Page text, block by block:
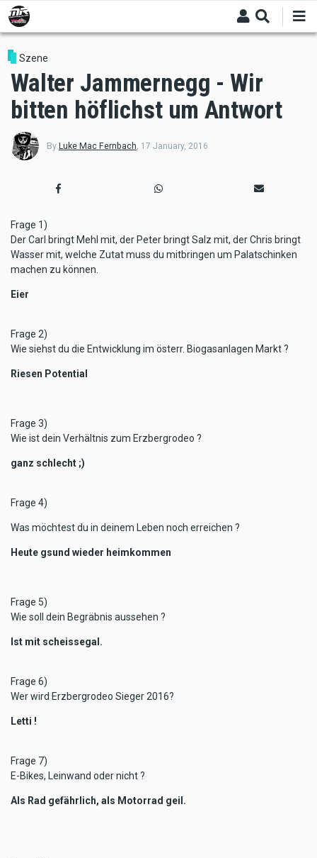
Skip
to
main
content
Szene
Walter Jammernegg - Wir
bitten höflichst um Antwort
By Luke Mac Fernbach 17 January, 2016
Frage 1)
Der Carl bringt Mehl mit, der Peter bringt Salz mit, der Chris bringt
Wasser mit, welche Zutat muss du mitbringen um Palatschinken
machen zu können.
Eier
Frage 2)
Wie siehst du die Entwicklung im österr. Biogasanlagen Markt ?
Riesen Potential
Frage 3)
Wie ist dein Verhältnis zum Erzbergrodeo ?
ganz schlecht ;)
Frage 4)
Was möchtest du in deinem Leben noch erreichen ?
Heute gsund wieder heimkommen
Frage 5)
Wie soll dein Begräbnis aussehen ?
Ist mit scheissegal.
Frage 6)
Wer wird Erzbergrodeo Sieger 2016?
Letti !
Frage 7)
E-Bikes, Leinwand oder nicht ?
Als Rad gefährlich, als Motorrad geil.